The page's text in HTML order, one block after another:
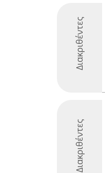
Διακριθέντες
Διακριθέντες